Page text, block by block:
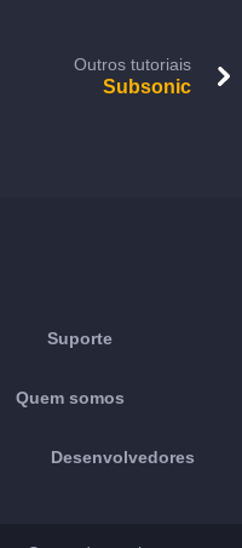
Outros tutoriais
Subsonic
Suporte
Quem somos
Desenvolvedores